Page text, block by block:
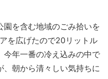
を含む地域のごみ拾いを
を広げたので20リットル
今年一番の冷え込みの中で
朝から清々しい気持ちに